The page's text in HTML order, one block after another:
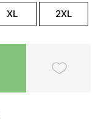
XL 2XL